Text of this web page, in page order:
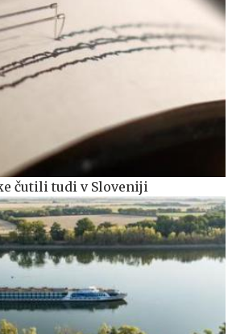
čutili tudi v Sloveniji